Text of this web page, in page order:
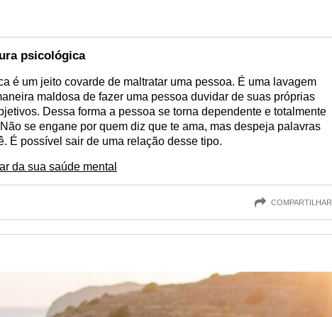
psicológica
é um jeito covarde de maltratar uma pessoa. É uma lavagem
maldosa de fazer uma pessoa duvidar de suas próprias
Dessa forma a pessoa se torna dependente e totalmente
se engane por quem diz que te ama, mas despeja palavras
É possível sair de uma relação desse tipo.
da sua saúde mental
COMPARTILHAR